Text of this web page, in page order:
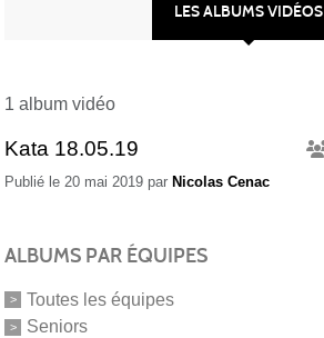
LES ALBUMS VIDÉOS
1 album vidéo
Kata 18.05.19
Publié le 20 mai 2019 par Nicolas Cenac
ALBUMS PAR ÉQUIPES
Toutes les équipes
Seniors